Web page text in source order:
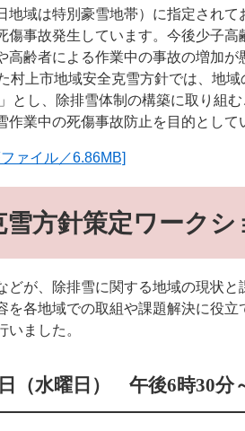
域は特別豪雪地帯）に指定されて
傷事故発生しています。今後少子
齢者による作業中の事故の増加が
上市地域安全克雪方針では、地域
とし、除排雪体制の構築に取り組
業中の死傷事故防止を目的として
ァイル／6.86MB]
方針策定ワークシ
が、除排雪に関する地域の現状と
を各地域での取組や課題解決に役
ました。
（水曜日） 午後6時30分